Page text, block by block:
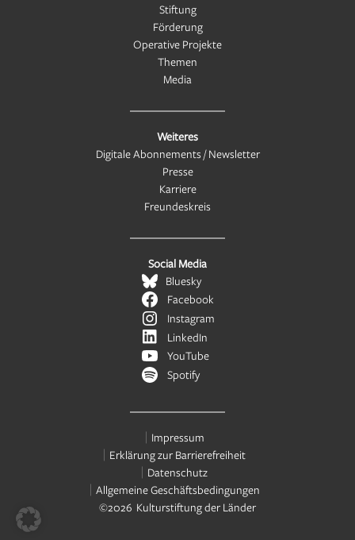
Stiftung
Förderung
Operative Projekte
Themen
Media
Weiteres
Digitale Abonnements / Newsletter
Presse
Karriere
Freundeskreis
Social Media
Bluesky
Facebook
Instagram
LinkedIn
YouTube
Spotify
Impressum
Erklärung zur Barrierefreiheit
Datenschutz
Allgemeine Geschäftsbedingungen
©2026 Kulturstiftung der Länder